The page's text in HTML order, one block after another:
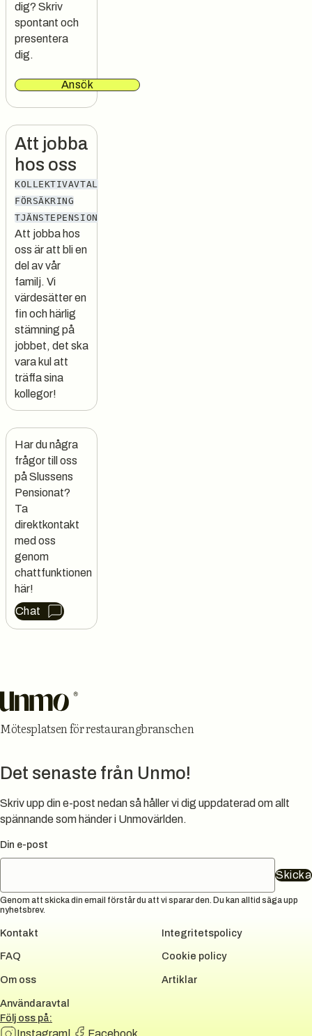
dig? Skriv
spontant och
presentera
dig.
Ansök
Att jobba
hos oss
KOLLEKTIVAVTAL
FÖRSÄKRING
TJÄNSTEPENSION
Att jobba hos
oss är att bli en
del av vår
familj. Vi
värdesätter en
fin och härlig
stämning på
jobbet, det ska
vara kul att
träffa sina
kollegor!
Har du några
frågor till oss
på Slussens
Pensionat?
Ta
direktkontakt
med oss
genom
chattfunktionen
här!
Chat
Mötesplatsen för restaurangbranschen
Det senaste från Unmo!
Skriv upp din e-post nedan så håller vi dig uppdaterad om allt
spännande som händer i Unmovärlden.
Din e-post
Skicka
Genom att skicka din email förstår du att vi sparar den. Du kan alltid säga upp
nyhetsbrev.
Kontakt
FAQ
Om oss
Användaravtal
Integritetspolicy
Cookie policy
Artiklar
Följ oss på:
Instagram Facebook